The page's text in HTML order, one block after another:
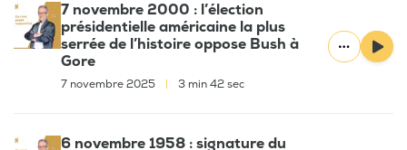
7 novembre 2000 : l’élection
présidentielle américaine la plus
serrée de l’histoire oppose Bush à
Gore
7 novembre 2025 3 min 42 sec
6 novembre 1958 : signature du